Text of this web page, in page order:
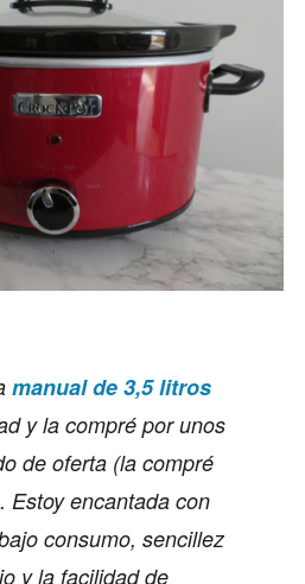
manual de 3,5 litros
y la compré por unos
de oferta (la compré
Estoy encantada con
consumo, sencillez
y la facilidad de